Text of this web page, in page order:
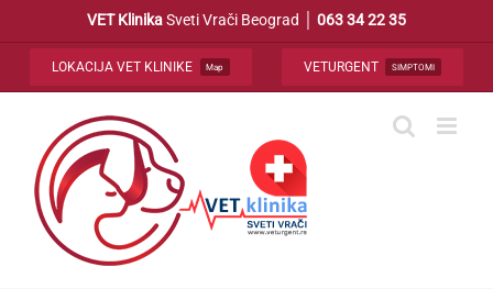
VET KlinikaSveti Vrači Beograd │ 063 34 22 35
LOKACIJA VET KLINIKE Map VETURGENT SIMPTOMI